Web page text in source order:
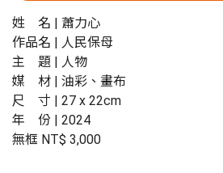
姓 名 | 蕭力心
作品名 | 人民保母
主 題 | 人物
媒 材 | 油彩、畫布
尺 寸 | 27 x 22cm
年 份 | 2024
無框 NT$ 3,000